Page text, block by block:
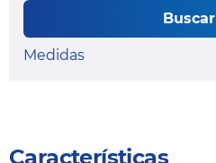
Buscar
Medidas
Características